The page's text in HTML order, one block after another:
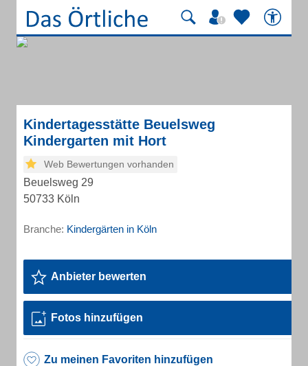
Kindertagesstätte Beuelsweg
Kindergarten mit Hort
Web Bewertungen vorhanden
Beuelsweg 29
50733 Köln
Branche: Kindergärten in Köln
Anbieter bewerten
Fotos hinzufügen
Zu meinen Favoriten hinzufügen